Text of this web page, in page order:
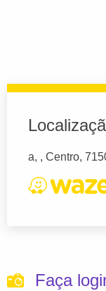
a, , Centro,
Faça